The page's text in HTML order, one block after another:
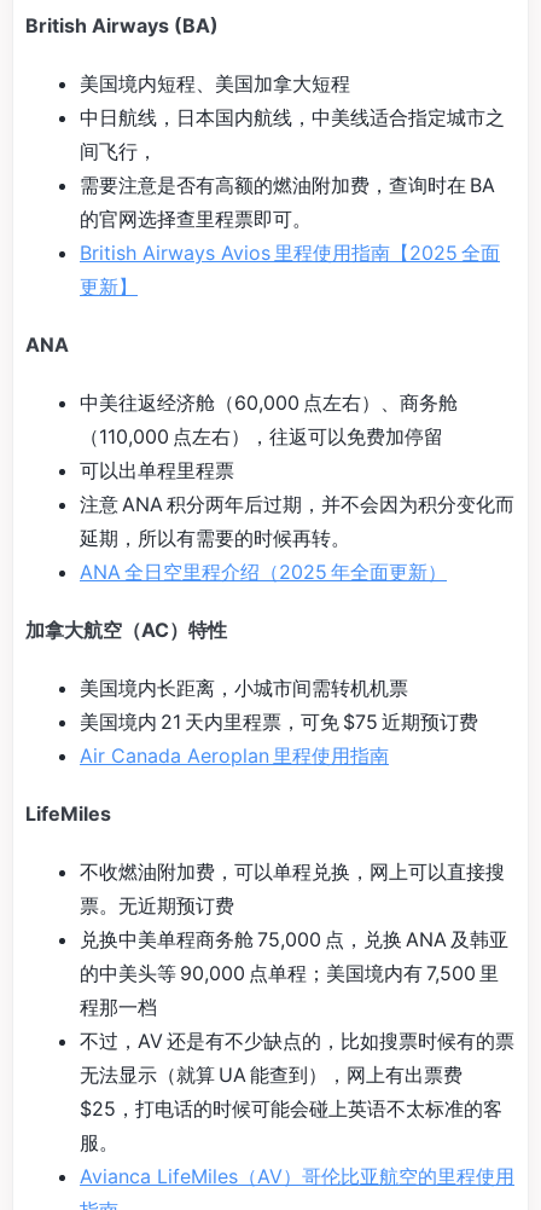
British Airways (BA)
美国境内短程、美国加拿大短程
中日航线，日本国内航线，中美线适合指定城市之
间飞行，
需要注意是否有高额的燃油附加费，查询时在 BA
的官网选择查里程票即可。
British Airways Avios 里程使用指南【2025 全面
更新】
ANA
中美往返经济舱（60,000 点左右）、商务舱
（110,000 点左右），往返可以免费加停留
可以出单程里程票
注意 ANA 积分两年后过期，并不会因为积分变化而
延期，所以有需要的时候再转。
ANA 全日空里程介绍（2025 年全面更新）
加拿大航空（AC）特性
美国境内长距离，小城市间需转机机票
美国境内 21 天内里程票，可免 $75 近期预订费
Air Canada Aeroplan 里程使用指南
LifeMiles
不收燃油附加费，可以单程兑换，网上可以直接搜
票。无近期预订费
兑换中美单程商务舱 75,000 点，兑换 ANA 及韩亚
的中美头等 90,000 点单程；美国境内有 7,500 里
程那一档
不过，AV 还是有不少缺点的，比如搜票时候有的票
无法显示（就算 UA 能查到），网上有出票费
$25，打电话的时候可能会碰上英语不太标准的客
服。
Avianca LifeMiles（AV）哥伦比亚航空的里程使用